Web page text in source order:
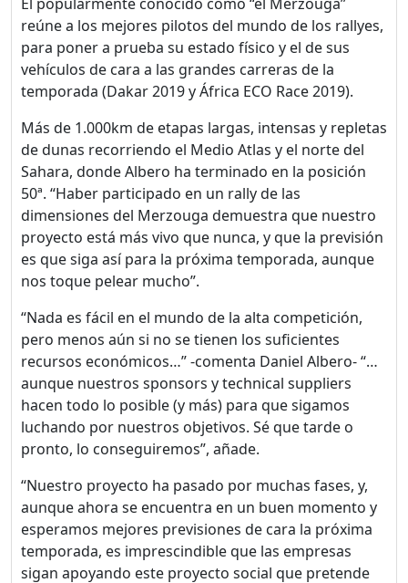
reúne a los mejores pilotos del mundo de los rallyes,
para poner a prueba su estado físico y el de sus
vehículos de cara a las grandes carreras de la
temporada (Dakar 2019 y África ECO Race 2019).
Más de 1.000km de etapas largas, intensas y repletas
de dunas recorriendo el Medio Atlas y el norte del
Sahara, donde Albero ha terminado en la posición
50ª. “Haber participado en un rally de las
dimensiones del Merzouga demuestra que nuestro
proyecto está más vivo que nunca, y que la previsión
es que siga así para la próxima temporada, aunque
nos toque pelear mucho”.
“Nada es fácil en el mundo de la alta competición,
pero menos aún si no se tienen los suficientes
recursos económicos…” -comenta Daniel Albero- “…
aunque nuestros sponsors y technical suppliers
hacen todo lo posible (y más) para que sigamos
luchando por nuestros objetivos. Sé que tarde o
pronto, lo conseguiremos”, añade.
“Nuestro proyecto ha pasado por muchas fases, y,
aunque ahora se encuentra en un buen momento y
esperamos mejores previsiones de cara la próxima
temporada, es imprescindible que las empresas
sigan apoyando este proyecto social que pretende